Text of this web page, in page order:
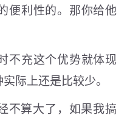
便利性的。那你给他
不充这个优势就体现
际上还是比较少。
不算大了，如果我搞